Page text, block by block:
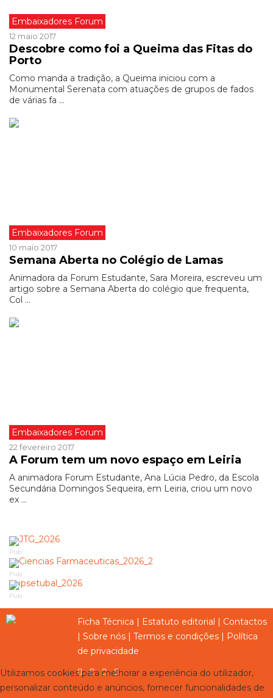
Embaixadores Forum
12 maio 2017
Descobre como foi a Queima das Fitas do
Porto
Como manda a tradição, a Queima iniciou com a
Monumental Serenata com atuações de grupos de fados
de várias fa ...
Embaixadores Forum
10 maio 2017
Semana Aberta no Colégio de Lamas
Animadora da Forum Estudante, Sara Moreira, escreveu um
artigo sobre a Semana Aberta do colégio que frequenta,
Col ...
Embaixadores Forum
22 fevereiro 2017
A Forum tem um novo espaço em Leiria
A animadora Forum Estudante, Ana Lúcia Pedro, da Escola
Secundária Domingos Sequeira, em Leiria, criou um novo
ex ...
Pub
Pub
Pub
Ficha Técnica | Estatuto editorial | Contactos
| Sobre nós | Termos e condições | Política
de privacidade
Utilizamos cookies para melhorar a experiência do utilizador,
personalizar conteúdo e anúncios, fornecer funcionalidades de